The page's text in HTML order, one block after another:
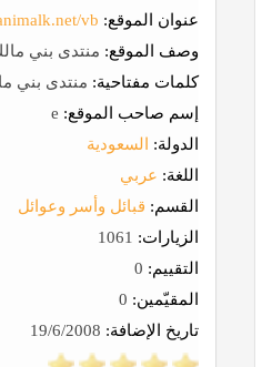
عنوان الموقع: vb/
وصف الموقع: منتدى بني
كلمات مفتاحية: منتدى بني
إسم صاحب الموقع:
الدولة:
السعودية
اللغة: عربي
القسم: قبائل وأسر وعوائل
الزيارات:
التقييم:
المقيّمين:
تاريخ الإضافة: